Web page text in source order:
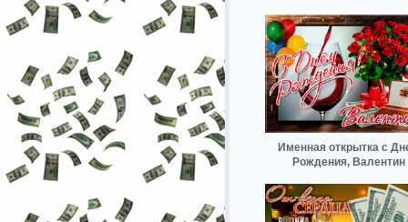
Именная открытка с
Рождения, Валентин